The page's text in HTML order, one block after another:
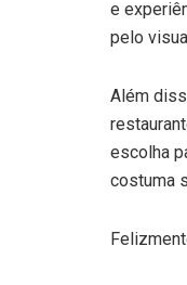
e
pelo
Além
escolha
costuma